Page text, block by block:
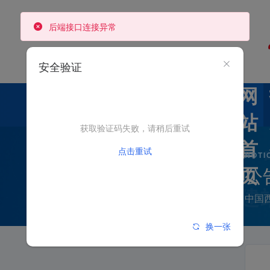
网
站
首
页
公
中国
安全验证
获取验证码失败，请稍后重试
点击重试
换一张
后端接口连接异常